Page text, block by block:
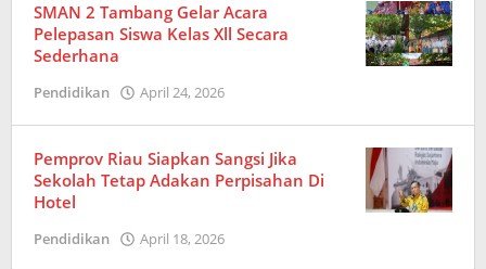
SMAN 2 Tambang Gelar Acara
Pelepasan Siswa Kelas Xll Secara
Sederhana
Pendidikan April 24, 2026
Pemprov Riau Siapkan Sangsi Jika
Sekolah Tetap Adakan Perpisahan Di
Hotel
Pendidikan April 18, 2026